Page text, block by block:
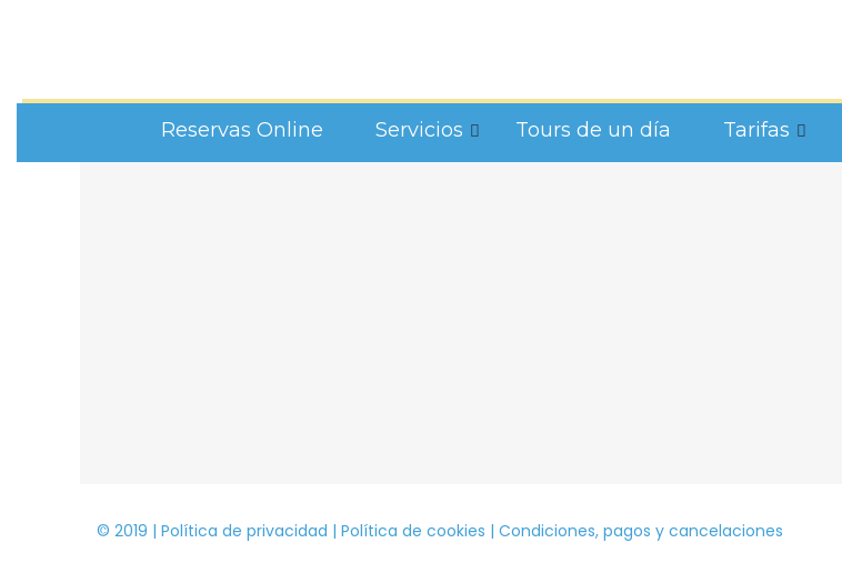
Reservas Online Servicios Tours de un día Tarifas
© 2019 | Política de privacidad | Política de cookies | Condiciones, pagos y cancelaciones